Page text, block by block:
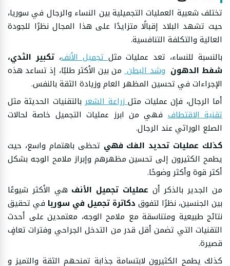
تختلف شعبية العمليات التجميلية بين النساء والرجال في سوريا،
حيث تشهد البلاد إقبالًا متزايدًا على هذا المجال نظرًا للجودة
العالية والتكلفة التنافسية.
بالنسبة للنساء، تعد عمليات مثلتجميل الأنف، تكبير الثدي،
شفط الدهون وشد البطنمن بين الأكثر طلبًا، إذ تساعد هذه
الإجراءات في تحسين المظهر العام وزيادة الثقة بالنفس.
أما الرجال، فإن عمليات مثلزراعة الشعربالتقنيات الحديثة مثل
تقنية الاقتطاففهي من ابرز عمليات التجميل خاصة لحالات
الصلع الوراثي عند الرجال.
كذلك عمليات تحديد الفك فهي تحظى باهتمام واسع، حيث
يطمح الكثيرون إلى تحسين مظهرهم وإبراز ملامح الوجه بشكل
أكثر قوة وأكثر وضوحًا.
من الجدير بالذكر أن عمليات تجميل الأنف هي الأكثر شيوعًا
بين الجنسين، نظرًا لتفوق دكاترة تجميل في سوريا في تحقيق
نتائج طبيعية ومتناسقة مع ملامح الوجه، معتمدين على أحدث
التقنيات التي تضمن أقل قدر من التدخل الجراحي وفترات تعافٍ
قصيرة.
كذلك يطمح الكثيرون لابتسامة جذابة تمنحهم الثقة والتميز و